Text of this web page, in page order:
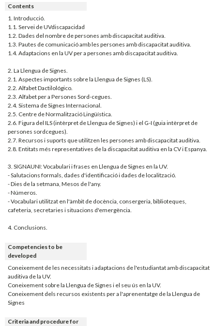
Contents
1. Introducció.
1.1. Servei de UVdiscapacidad
1.2. Dades del nombre de persones amb discapacitat auditiva.
1.3. Pautes de comunicació amb les persones amb discapacitat auditiva.
1.4. Adaptacions en la UV per a persones amb discapacitat auditiva.
2. La Llengua de Signes.
2.1. Aspectes importants sobre la Llengua de Signes (LS).
2.2. Alfabet Dactilológico.
2.3. Alfabet per a Persones Sord-cegues.
2.4. Sistema de Signes Internacional.
2.5. Centre de Normalització Lingüística.
2.6. Figura del ILS (intèrpret de Llengua de Signes) i el G-I (guia intèrpret de
persones sordcegues).
2.7. Recursos i suports que utilitzen les persones amb discapacitat auditiva.
2.8. Entitats més representatives de la discapacitat auditiva en la CV i Espanya.
3. SIGNAUNI: Vocabulari i frases en Llengua de Signes en la UV.
- Salutacions formals, dades d'identificació i dades de localització.
- Dies de la setmana, Mesos de l'any.
- Números.
- Vocabulari utilitzat en l'àmbit de docència, consergeria, biblioteques,
cafeteria, secretaries i situacions d'emergència.
4. Conclusions.
Competencies to be
developed
Coneixement de les necessitats i adaptacions de l'estudiantat amb discapacitat
auditiva de la UV.
Coneixement sobre la Llengua de Signes i el seu ús en la UV.
Coneixement dels recursos existents per a l'aprenentatge de la Llengua de
Signes
Criteria and procedure for